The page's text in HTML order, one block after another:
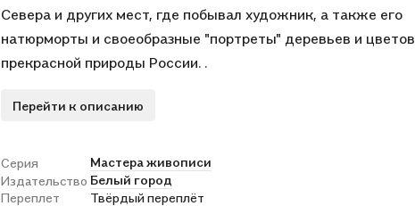
Севера и других мест, где побывал художник, а также его
натюрморты и своеобразные "портреты" деревьев и цветов
прекрасной природы России. .
Перейти к описанию
Серия
Мастера живописи
Издательство Белый город
Переплет
Твёрдый переплёт